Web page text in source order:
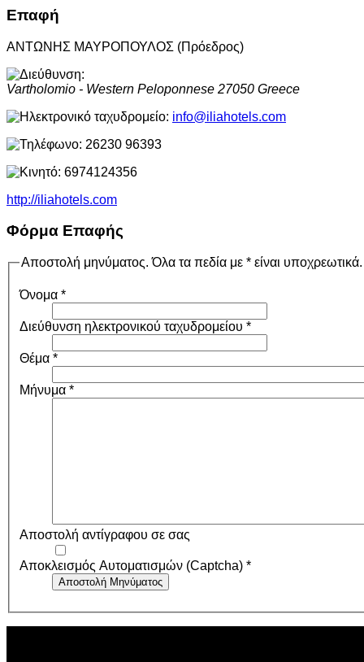
Επαφή
ΑΝΤΩΝΗΣ ΜΑΥΡΟΠΟΥΛΟΣ (Πρόεδρος)
Vartholomio - Western Peloponnese 27050 Greece
info@iliahotels.com
26230 96393
6974124356
http://iliahotels.com
Φόρμα Επαφής
Αποστολή μηνύματος. Όλα τα πεδία με * είναι υποχρεωτικά.
Όνομα *
Διεύθυνση ηλεκτρονικού ταχυδρομείου *
Θέμα *
Μήνυμα *
Αποστολή αντίγραφου σε σας
Αποκλεισμός Αυτοματισμών (Captcha) *
Αποστολή Μηνύματος